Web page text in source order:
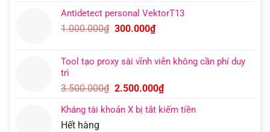
là:
400.000₫.
tại
là:
Antidetect personal VektorT13
1.000.000₫ Giá
1.000.000₫.
300.000₫Giá
là:
Tool tạo proxy sài vĩnh viễn không cần phí duy
trì
3.500.000₫ Giá
là:
2.500.000₫Giá
tại
Kháng tài khoản X bị tắt kiếm tiền
Hết hàng